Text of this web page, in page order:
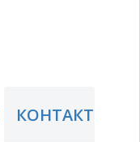
КОНТАКТ